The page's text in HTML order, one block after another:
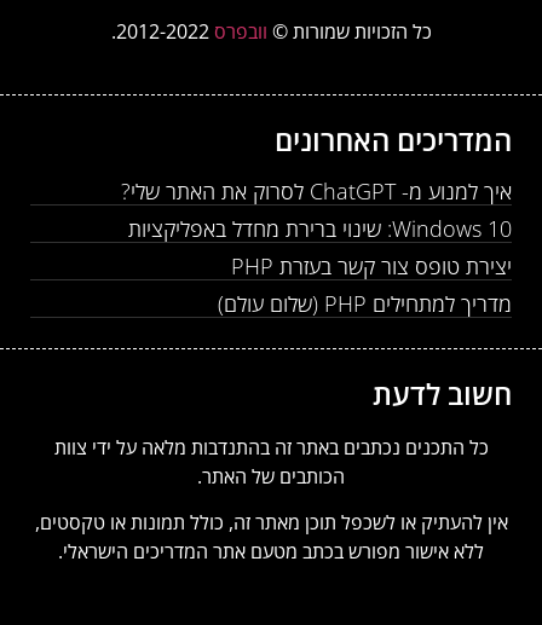
כל הזכויות שמורות © וובפרס 2012-2022.
המדריכים האחרונים
איך למנוע מ- ChatGPT לסרוק את האתר שלי?
Windows 10: שינוי ברירת מחדל באפליקציות
יצירת טופס צור קשר בעזרת PHP
מדריך למתחילים PHP (שלום עולם)
חשוב לדעת
כל התכנים נכתבים באתר זה בהתנדבות מלאה על ידי צוות
הכותבים של האתר.
אין להעתיק או לשכפל תוכן מאתר זה, כולל תמונות או טקסטים,
ללא אישור מפורש בכתב מטעם אתר המדריכים הישראלי.